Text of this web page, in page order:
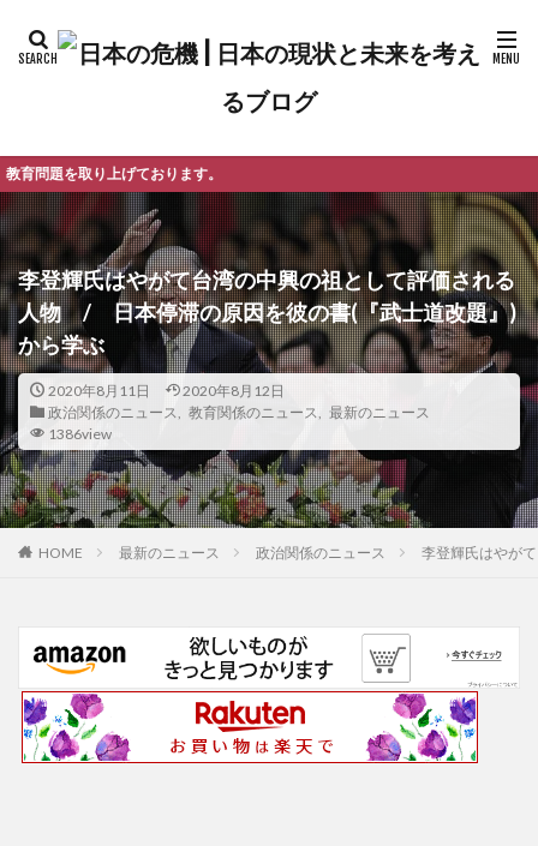
ます。
李登輝氏はやがて台湾の中興の祖として評価される
人物 / 日本停滞の原因を彼の書(『武士道改題』)
から学ぶ
2020年8月11日
2020年8月12日
政治関係のニュース
教育関係のニュース
最新のニュース
1386view
HOME 最新のニュース 政治関係のニュース 李登輝氏はやが